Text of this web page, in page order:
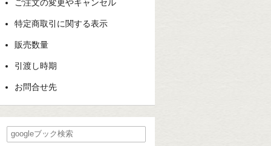
ご注文の変更やキャンセル
特定商取引に関する表示
販売数量
引渡し時期
お問合せ先